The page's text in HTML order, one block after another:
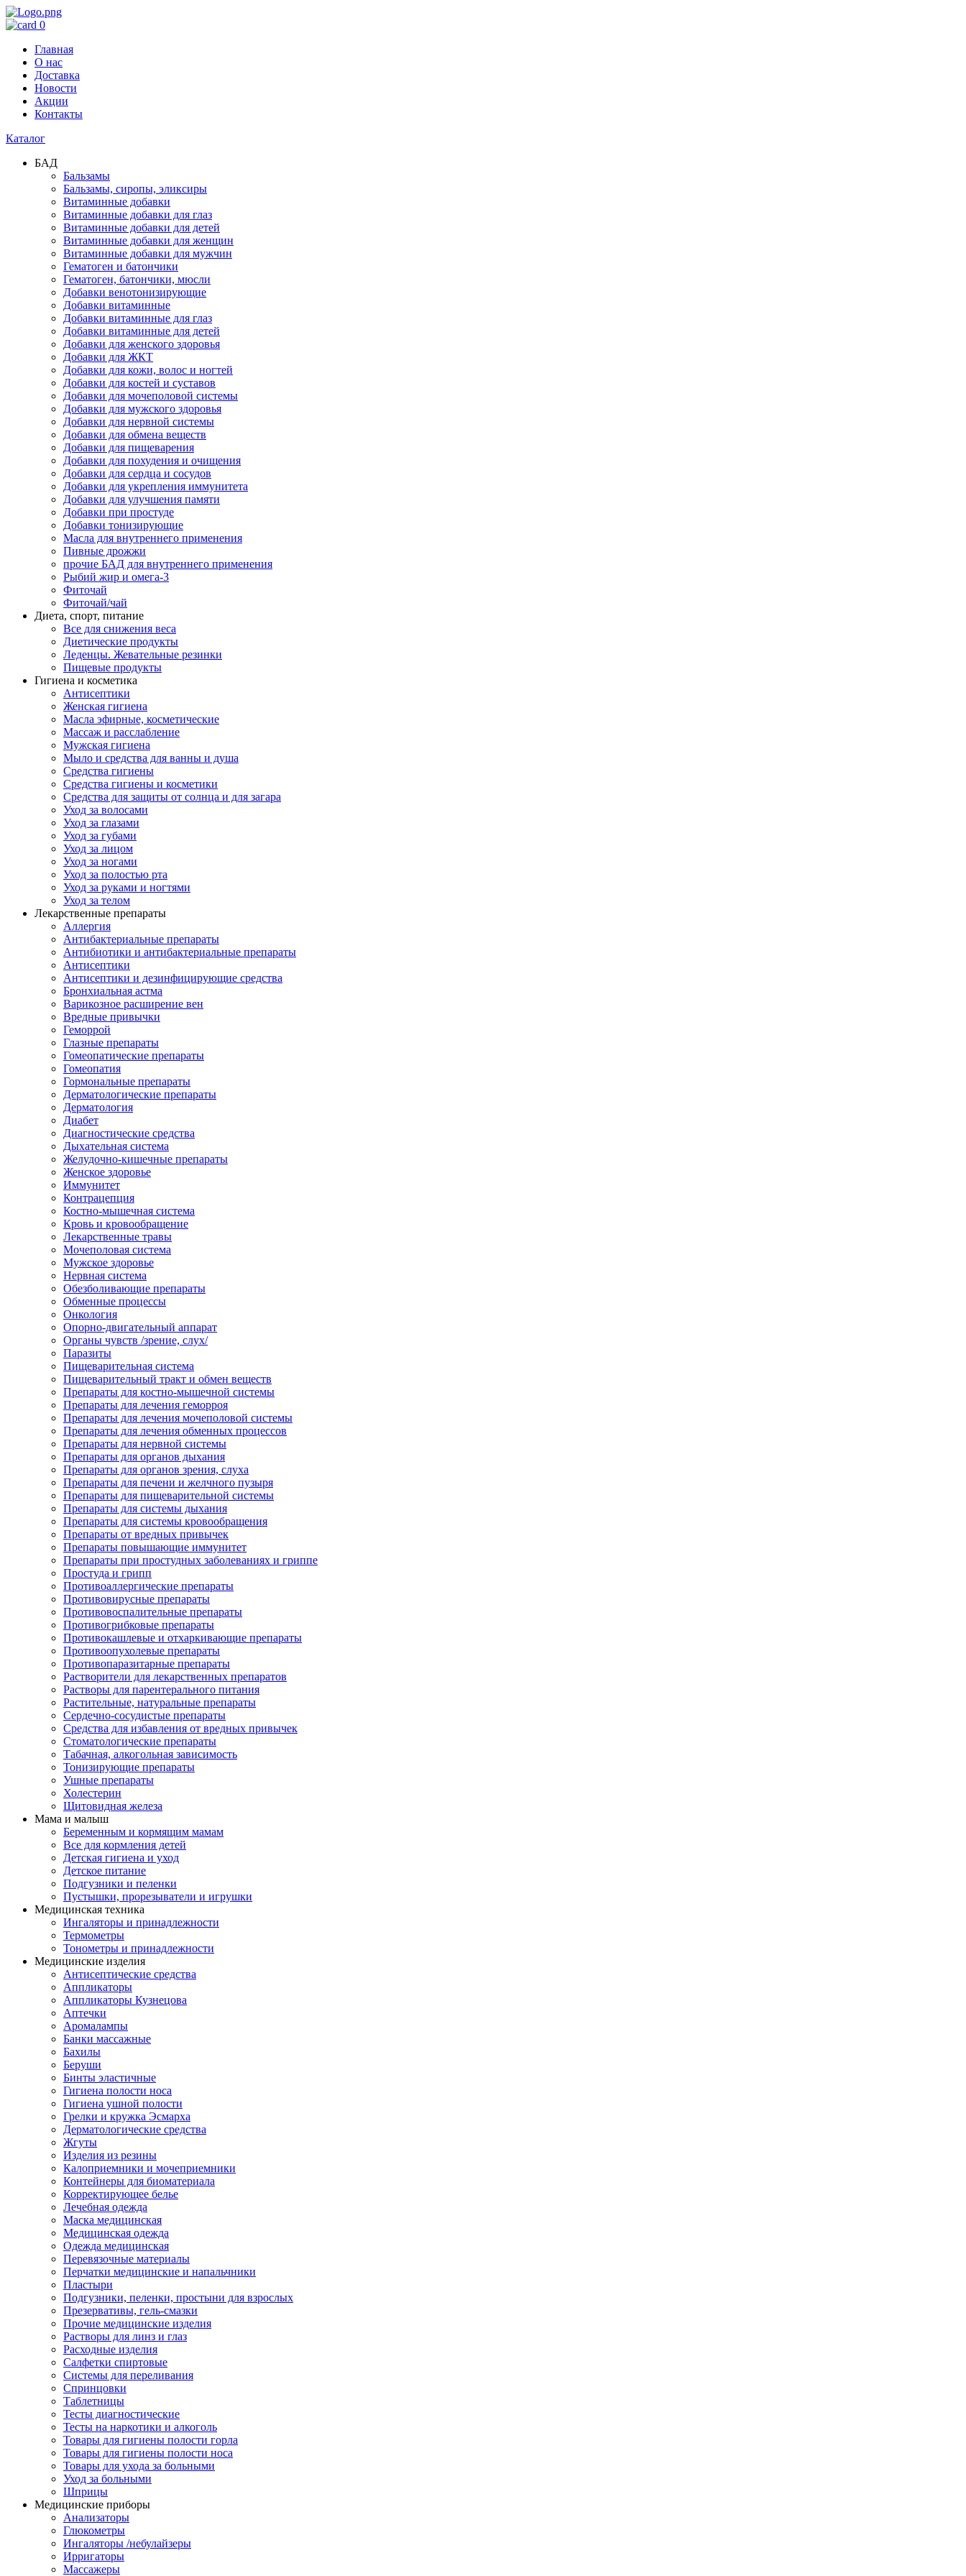
0
Главная
О нас
Доставка
Новости
Акции
Контакты
Каталог
БАД
Бальзамы
Бальзамы, сиропы, эликсиры
Витаминные добавки
Витаминные добавки для глаз
Витаминные добавки для детей
Витаминные добавки для женщин
Витаминные добавки для мужчин
Гематоген и батончики
Гематоген, батончики, мюсли
Добавки венотонизирующие
Добавки витаминные
Добавки витаминные для глаз
Добавки витаминные для детей
Добавки для женского здоровья
Добавки для ЖКТ
Добавки для кожи, волос и ногтей
Добавки для костей и суставов
Добавки для мочеполовой системы
Добавки для мужского здоровья
Добавки для нервной системы
Добавки для обмена веществ
Добавки для пищеварения
Добавки для похудения и очищения
Добавки для сердца и сосудов
Добавки для укрепления иммунитета
Добавки для улучшения памяти
Добавки при простуде
Добавки тонизирующие
Масла для внутреннего применения
Пивные дрожжи
прочие БАД для внутреннего применения
Рыбий жир и омега-3
Фиточай
Фиточай/чай
Диета, спорт, питание
Все для снижения веса
Диетические продукты
Леденцы. Жевательные резинки
Пищевые продукты
Гигиена и косметика
Антисептики
Женская гигиена
Масла эфирные, косметические
Массаж и расслабление
Мужская гигиена
Мыло и средства для ванны и душа
Средства гигиены
Средства гигиены и косметики
Средства для защиты от солнца и для загара
Уход за волосами
Уход за глазами
Уход за губами
Уход за лицом
Уход за ногами
Уход за полостью рта
Уход за руками и ногтями
Уход за телом
Лекарственные препараты
Аллергия
Антибактериальные препараты
Антибиотики и антибактериальные препараты
Антисептики
Антисептики и дезинфицирующие средства
Бронхиальная астма
Варикозное расширение вен
Вредные привычки
Геморрой
Глазные препараты
Гомеопатические препараты
Гомеопатия
Гормональные препараты
Дерматологические препараты
Дерматология
Диабет
Диагностические средства
Дыхательная система
Желудочно-кишечные препараты
Женское здоровье
Иммунитет
Контрацепция
Костно-мышечная система
Кровь и кровообращение
Лекарственные травы
Мочеполовая система
Мужское здоровье
Нервная система
Обезболивающие препараты
Обменные процессы
Онкология
Опорно-двигательный аппарат
Органы чувств /зрение, слух/
Паразиты
Пищеварительная система
Пищеварительный тракт и обмен веществ
Препараты для костно-мышечной системы
Препараты для лечения геморроя
Препараты для лечения мочеполовой системы
Препараты для лечения обменных процессов
Препараты для нервной системы
Препараты для органов дыхания
Препараты для органов зрения, слуха
Препараты для печени и желчного пузыря
Препараты для пищеварительной системы
Препараты для системы дыхания
Препараты для системы кровообращения
Препараты от вредных привычек
Препараты повышающие иммунитет
Препараты при простудных заболеваниях и гриппе
Простуда и грипп
Противоаллергические препараты
Противовирусные препараты
Противовоспалительные препараты
Противогрибковые препараты
Противокашлевые и отхаркивающие препараты
Противоопухолевые препараты
Противопаразитарные препараты
Растворители для лекарственных препаратов
Растворы для парентерального питания
Растительные, натуральные препараты
Сердечно-сосудистые препараты
Средства для избавления от вредных привычек
Стоматологические препараты
Табачная, алкогольная зависимость
Тонизирующие препараты
Ушные препараты
Холестерин
Щитовидная железа
Мама и малыш
Беременным и кормящим мамам
Все для кормления детей
Детская гигиена и уход
Детское питание
Подгузники и пеленки
Пустышки, прорезыватели и игрушки
Медицинская техника
Ингаляторы и принадлежности
Термометры
Тонометры и принадлежности
Медицинские изделия
Антисептические средства
Аппликаторы
Аппликаторы Кузнецова
Аптечки
Аромалампы
Банки массажные
Бахилы
Беруши
Бинты эластичные
Гигиена полости носа
Гигиена ушной полости
Грелки и кружка Эсмарха
Дерматологические средства
Жгуты
Изделия из резины
Калоприемники и мочеприемники
Контейнеры для биоматериала
Корректирующее белье
Лечебная одежда
Маска медицинская
Медицинская одежда
Одежда медицинская
Перевязочные материалы
Перчатки медицинские и напальчники
Пластыри
Подгузники, пеленки, простыни для взрослых
Презервативы, гель-смазки
Прочие медицинские изделия
Растворы для линз и глаз
Расходные изделия
Салфетки спиртовые
Системы для переливания
Спринцовки
Таблетницы
Тесты диагностические
Тесты на наркотики и алкоголь
Товары для гигиены полости горла
Товары для гигиены полости носа
Товары для ухода за больными
Уход за больными
Шприцы
Медицинские приборы
Анализаторы
Глюкометры
Ингаляторы /небулайзеры
Ирригаторы
Массажеры